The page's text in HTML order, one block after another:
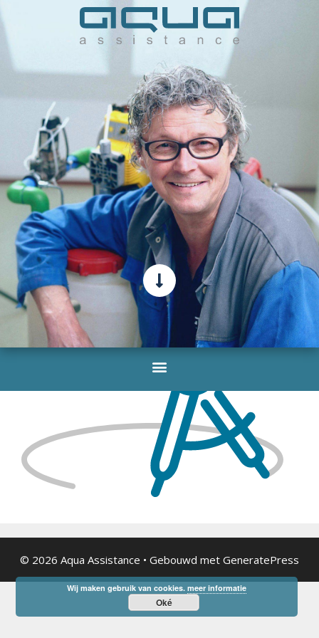
installatietekeningen-groot
© 2026 Aqua Assistance • Gebouwd met GeneratePress
Wij maken gebruik van cookies.meer informatie
Oké